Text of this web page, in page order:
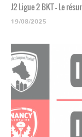
J2 Ligue 2 BKT - Le
19/08/2025